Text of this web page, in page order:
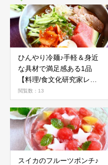
ひんやり冷麺♪手軽＆身近
な具材で満足感ある1品
【料理/食文化研究家レシ
ピ】
閲覧数：13
スイカのフルーツポンチ♪